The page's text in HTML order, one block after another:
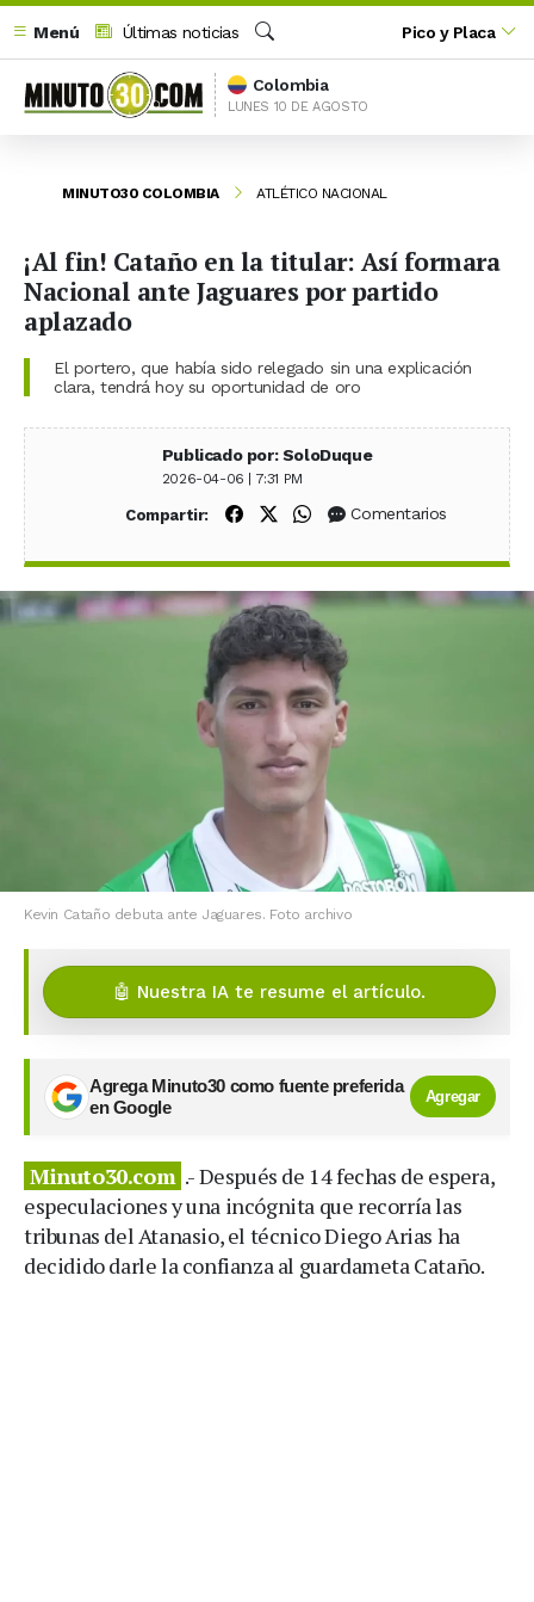
Menú
Últimas noticias
Buscar
Pico y Placa
Colombia
LUNES 10 DE AGOSTO
MINUTO30 COLOMBIA ATLÉTICO NACIONAL
¡Al fin! Cataño en la titular: Así formara
Nacional ante Jaguares por partido
aplazado
El portero, que había sido relegado sin una explicación
clara, tendrá hoy su oportunidad de oro
Publicado por: SoloDuque
2026-04-06 | 7:31 PM
Compartir: Compartir en Facebook
Compartir en X (Twitter)
Compartir en WhatsApp
Comentarios
Kevin Cataño debuta ante Jaguares. Foto archivo
🤖 Nuestra IA te resume el artículo.
Agrega Minuto30 como fuente preferida
en Google
Agregar
Minuto30.com .- Después de 14 fechas de espera,
especulaciones y una incógnita que recorría las
tribunas del Atanasio, el técnico Diego Arias ha
decidido darle la confianza al guardameta Cataño.